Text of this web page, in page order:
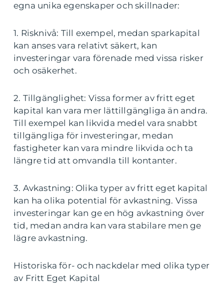
egna unika egenskaper och skillnader:
1. Risknivå: Till exempel, medan sparkapital
kan anses vara relativt säkert, kan
investeringar vara förenade med vissa risker
och osäkerhet.
2. Tillgänglighet: Vissa former av fritt eget
kapital kan vara mer lättillgängliga än andra.
Till exempel kan likvida medel vara snabbt
tillgängliga för investeringar, medan
fastigheter kan vara mindre likvida och ta
längre tid att omvandla till kontanter.
3. Avkastning: Olika typer av fritt eget kapital
kan ha olika potential för avkastning. Vissa
investeringar kan ge en hög avkastning över
tid, medan andra kan vara stabilare men ge
lägre avkastning.
Historiska för- och nackdelar med olika typer
av Fritt Eget Kapital